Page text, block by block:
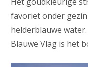
favoriet onder
helderblauwe
Blauwe Vlag is het